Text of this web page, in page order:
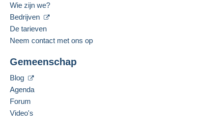
Wie zijn we?
Bedrijven
De tarieven
Neem contact met ons op
Gemeenschap
Blog
Agenda
Forum
Video's